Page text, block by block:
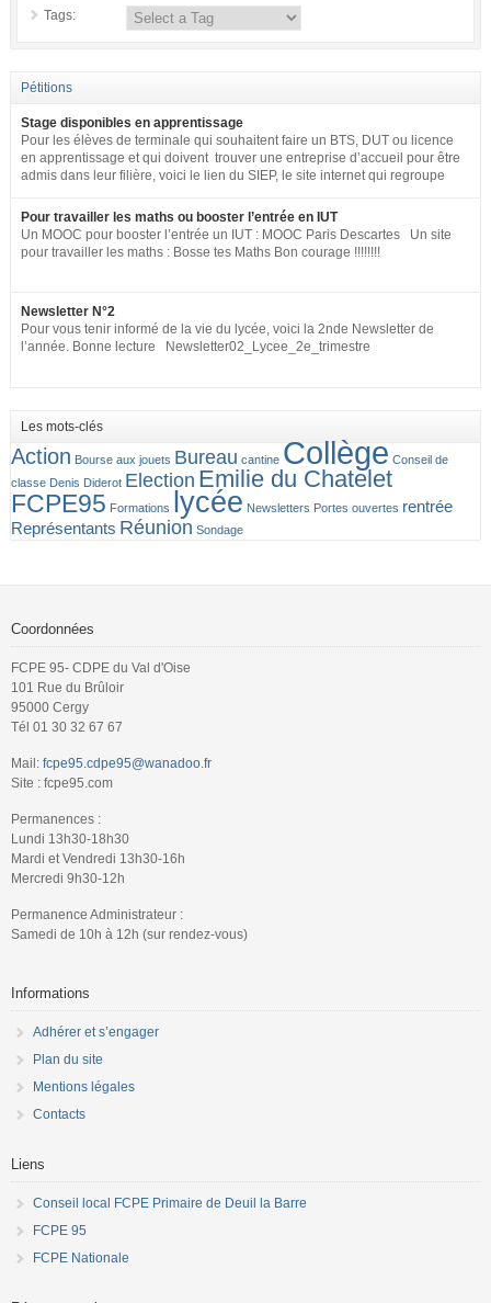
Tags:
Pétitions
Stage disponibles en apprentissage
Pour les élèves de terminale qui souhaitent faire un BTS, DUT ou licence
en apprentissage et qui doivent trouver une entreprise d’accueil pour être
admis dans leur filière, voici le lien du SIEP, le site internet qui regroupe
pour toute la fonction publique + SNCF. http://www.fonction-
publique.gouv.fr/biep/bienvenue-sur-la-bourse-interministerielle-de-
lemploi-public
Pour travailler les maths ou booster l’entrée en IUT
Un MOOC pour booster l’entrée un IUT : MOOC Paris Descartes Un site
pour travailler les maths : Bosse tes Maths Bon courage !!!!!!!!
Newsletter N°2
Pour vous tenir informé de la vie du lycée, voici la 2nde Newsletter de
l’année. Bonne lecture Newsletter02_Lycee_2e_trimestre
Les mots-clés
Action Bourse aux jouets Bureau cantine Collège Conseil de
classe Denis Diderot Election Emilie du Chatelet
FCPE95 Formations lycée Newsletters Portes ouvertes rentrée
Représentants Réunion Sondage
Coordonnées
FCPE 95- CDPE du Val d'Oise
101 Rue du Brûloir
95000 Cergy
Tél 01 30 32 67 67
Mail: fcpe95.cdpe95@wanadoo.fr
Site : fcpe95.com
Permanences :
Lundi 13h30-18h30
Mardi et Vendredi 13h30-16h
Mercredi 9h30-12h
Permanence Administrateur :
Samedi de 10h à 12h (sur rendez-vous)
Informations
Adhérer et s’engager
Plan du site
Mentions légales
Contacts
Liens
Conseil local FCPE Primaire de Deuil la Barre
FCPE 95
FCPE Nationale